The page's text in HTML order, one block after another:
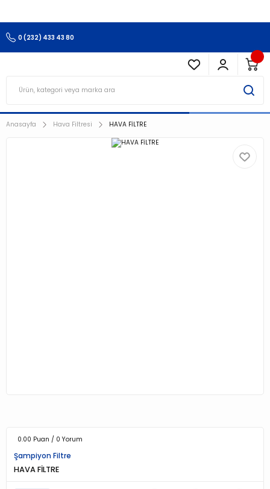
0 (232) 433 43 80
Anasayfa Hava Filtresi HAVA FİLTRE
0.00 Puan / 0 Yorum
Şampiyon Filtre
HAVA FİLTRE